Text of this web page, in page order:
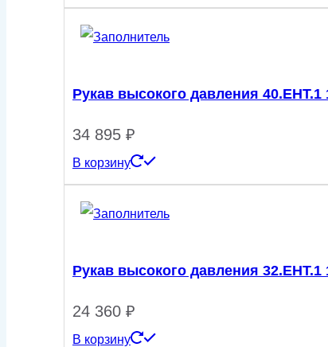
Рукав высокого давления 40.EHT.1
34 895 ₽
В корзину
Рукав высокого давления 32.EHT.1
24 360 ₽
В корзину